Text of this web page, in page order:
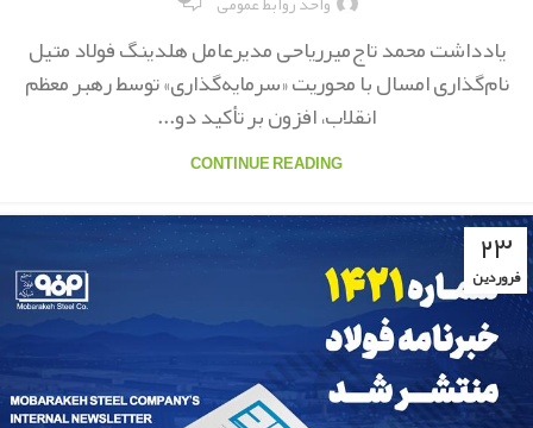
یادداشت محمد تاج‌میرریاحی مدیرعامل هلدینگ فولاد متیل
نام‌گذاری امسال با محوریت «سرمایه‌گذاری» توسط رهبر معظم
انقلاب، افزون بر تأکید دو...
CONTINUE READING
۲۳
فروردین